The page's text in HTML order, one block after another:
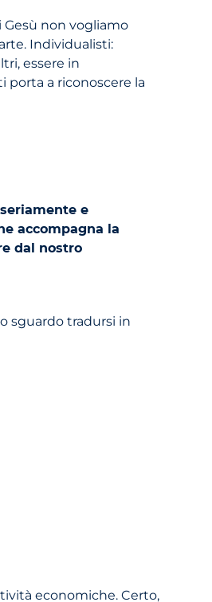
Gesù non vogliamo
Individualisti:
essere in
porta a riconoscere la
e
accompagna la
dal nostro
sguardo tradursi in
economiche. Certo,